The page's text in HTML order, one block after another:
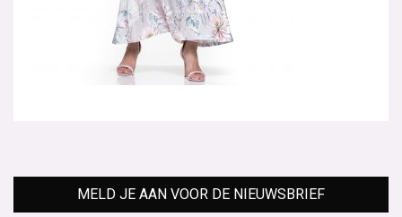
MELD JE AAN VOOR DE NIEUWSBRIEF